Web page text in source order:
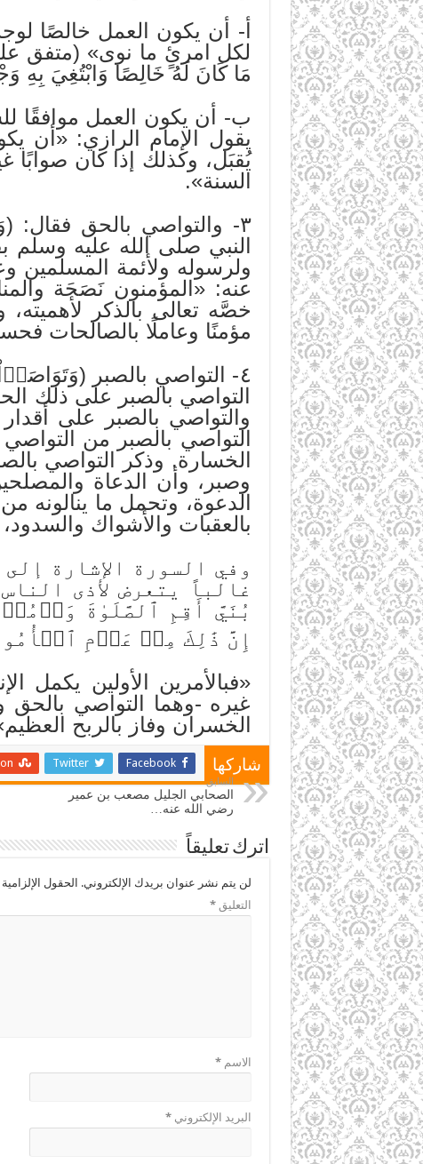
أ- أن يكون العمل خالصًا
لكل امرئٍ ما نوى» (متفق
مَا كَانَ لَهُ خَالِصًا وَابْتُغِيَ بِهِ
يقول الإمام الرازي: «أن
يُقبَل، وكذلك إذا كان
السنة».
٣- والتواصي بالحق فقال:
النبي صلى الله عليه وسلم
ولرسوله ولأئمة
عنه: «المؤمنون نَصَحَة
خصَّه تعالى بالذكر
مؤمنًا وعاملًا بالصالحات
٤- التواصي بالصبر
التواصي بالصبر على ذلك
والتواصي بالصبر على
التواصي بالصبر من
الخسارة. وذكر التواصي
وصبر، وأن الدعاة
الدعوة، وتحمل ما ينالونه
بالعقبات والأشواك
وفي السورة الإشارة
غالباً يتعرض لأذى
بُنَيَّ أَقِمِ ٱلصَّلَوٰةَ
إِنَّ ذَٰلِكَ مِنۡ عَزۡمِ ٱلۡأُمُورِ١٧) [لقمان:
«فبالأمرين الأولين يكمل
غيره -وهما التواصي بالحق
الخسران وفاز بالربح
شاركها Facebook
Twitter
السابق
الصحابي الجليل مصعب بن عمير
رضي الله عنه…
اترك تعليقاً
لن يتم نشر عنوان بريدك الإلكتروني. الحقول
التعليق*
الاسم*
البريد الإلكتروني*